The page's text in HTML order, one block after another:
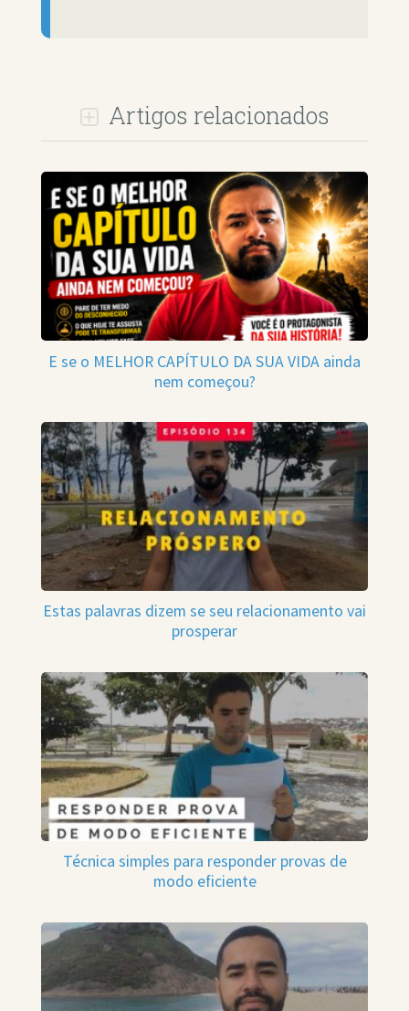
Artigos relacionados
E se o MELHOR CAPÍTULO DA SUA VIDA ainda
nem começou?
Estas palavras dizem se seu relacionamento vai
prosperar
Técnica simples para responder provas de
modo eficiente